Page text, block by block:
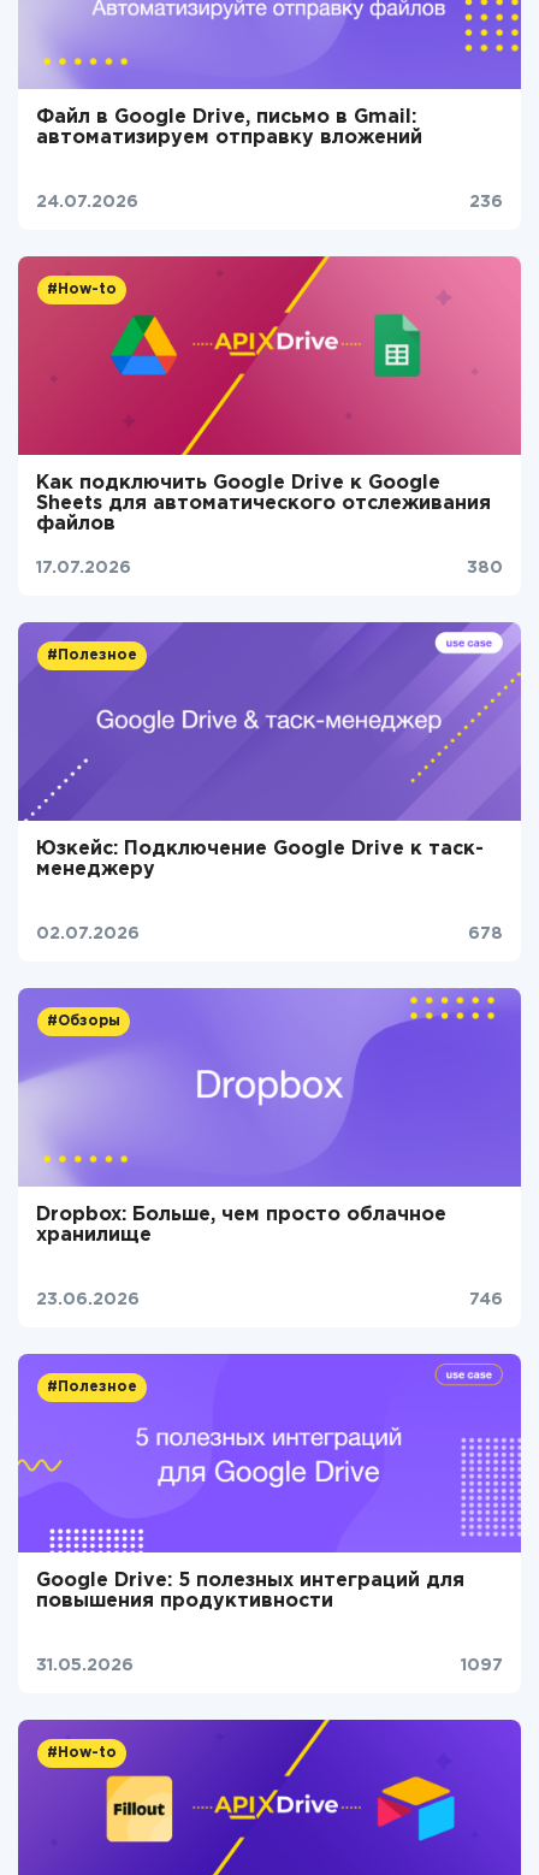
Файл в Google Drive, письмо в Gmail:
автоматизируем отправку вложений
24.07.2026 236
#How-to
Как подключить Google Drive к Google
Sheets для автоматического отслеживания
файлов
17.07.2026 380
#Полезное
Юзкейс: Подключение Google Drive к таск-
менеджеру
02.07.2026 678
#Обзоры
Dropbox: Больше, чем просто облачное
хранилище
23.06.2026 746
#Полезное
Google Drive: 5 полезных интеграций для
повышения продуктивности
31.05.2026 1097
#How-to